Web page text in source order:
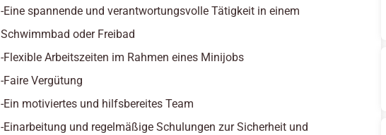
-Eine spannende und verantwortungsvolle Tätigkeit in einem
Schwimmbad oder Freibad
-Flexible Arbeitszeiten im Rahmen eines Minijobs
-Faire Vergütung
-Ein motiviertes und hilfsbereites Team
-Einarbeitung und regelmäßige Schulungen zur Sicherheit und